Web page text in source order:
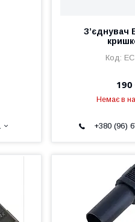
З’єднувач
190
Немає в
+380 (96)